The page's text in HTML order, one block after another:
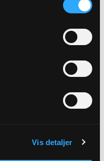
Vis detaljer
indtastet.